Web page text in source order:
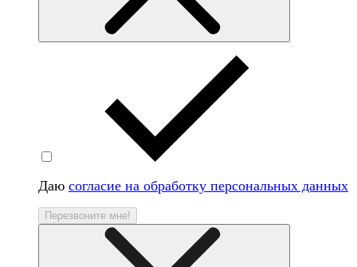
Даю согласие на обработку персональных данных
Перезвоните мне!